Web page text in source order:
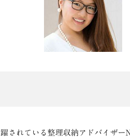
されている整理収納アドバイザ